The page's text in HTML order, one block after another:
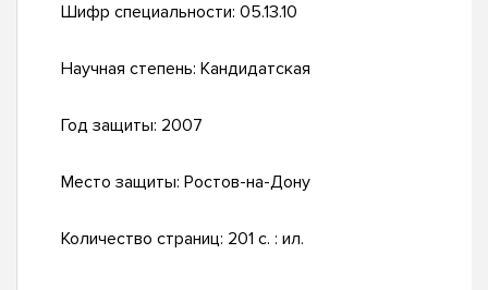
Шифр специальности: 05.13.10
Научная степень: Кандидатская
Год защиты: 2007
Место защиты: Ростов-на-Дону
Количество страниц: 201 с. : ил.